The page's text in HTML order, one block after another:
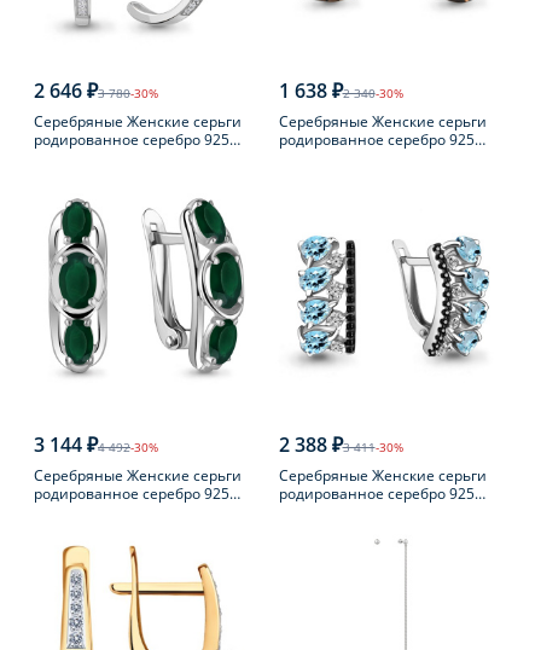
2 646 ₽3 780-30%
Серебряные Женские серьги
родированное серебро 925
1 638 ₽2 340-30%
Серебряные Женские серьги
родированное серебро 925
3 144 ₽4 492-30%
Серебряные Женские серьги
родированное серебро 925
2 388 ₽3 411-30%
Серебряные Женские серьги
родированное серебро 925